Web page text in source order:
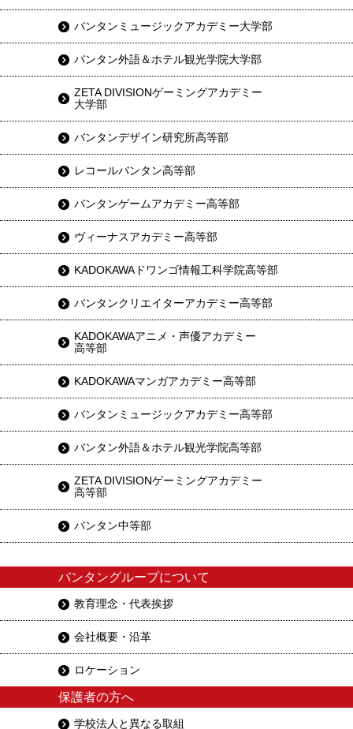
バンタンミュージックアカデミー大学部
バンタン外語＆ホテル観光学院大学部
ZETA DIVISIONゲーミングアカデミー
大学部
バンタンデザイン研究所高等部
レコールバンタン高等部
バンタンゲームアカデミー高等部
ヴィーナスアカデミー高等部
KADOKAWAドワンゴ情報工科学院高等部
バンタンクリエイターアカデミー高等部
KADOKAWAアニメ・声優アカデミー
高等部
KADOKAWAマンガアカデミー高等部
バンタンミュージックアカデミー高等部
バンタン外語＆ホテル観光学院高等部
ZETA DIVISIONゲーミングアカデミー
高等部
バンタン中等部
バンタングループについて
教育理念・代表挨拶
会社概要・沿革
ロケーション
保護者の方へ
学校法人と異なる取組